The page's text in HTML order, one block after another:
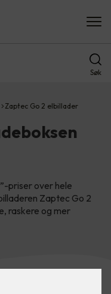
Søk
Zaptec Go 2 elbillader
priser over hele
Zaptec Go 2
raskere og mer